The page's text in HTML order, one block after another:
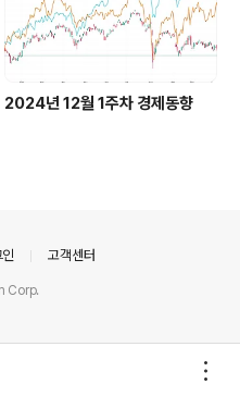
2024년 12월 1주차 경제동향
고객센터
Corp.